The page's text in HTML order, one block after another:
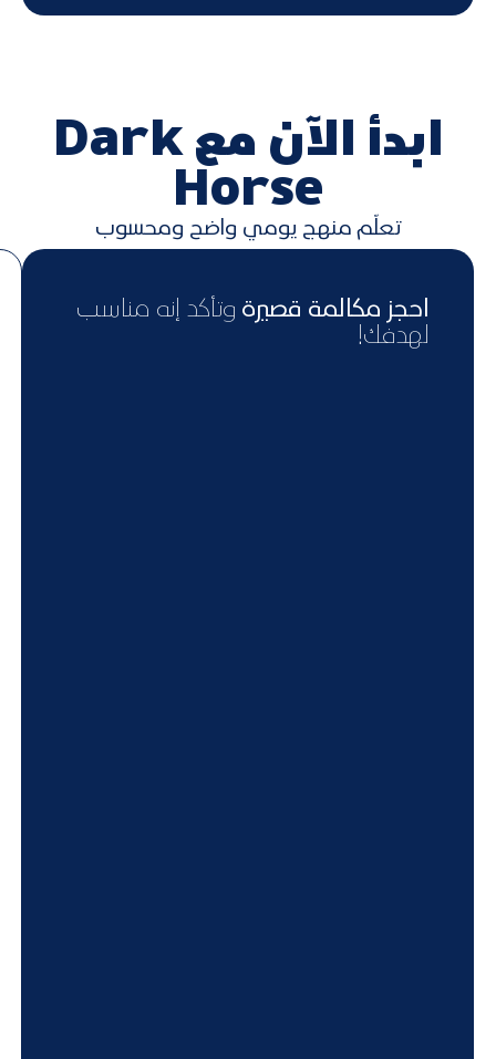
ابدأ الآن مع Dark
Horse
تعلّم منهج يومي واضح ومحسوب
احجز مكالمة قصيرة وتأكد إنه مناسب
لهدفك!